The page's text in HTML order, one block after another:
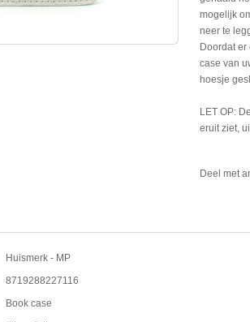
mogelijk
neer te
Doordat
case van
hoesje
LET OP:
eruit ziet,
Deel met
Huismerk - MP
8719288227116
Book case